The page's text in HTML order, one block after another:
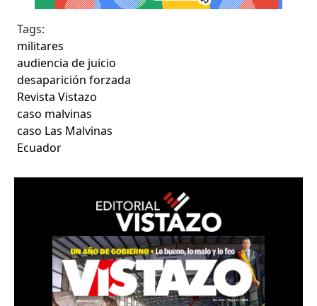
Tags:
militares
audiencia de juicio
desaparición forzada
Revista Vistazo
caso malvinas
caso Las Malvinas
Ecuador